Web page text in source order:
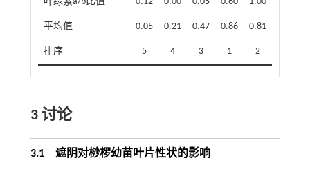
平均值 0.05 0.21 0.47 0.86 0.81
排序 5 4 3 1 2
3 讨论
3.1 遮阴对桫椤幼苗叶片性状的影响